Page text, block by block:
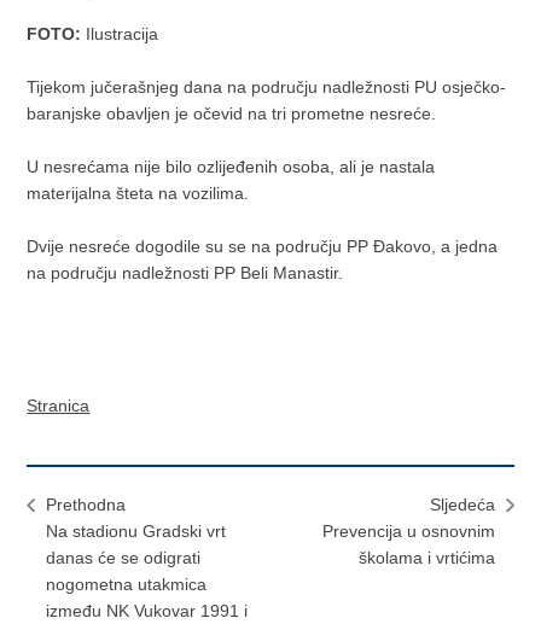
FOTO: Ilustracija
Tijekom jučerašnjeg dana na području nadležnosti PU osječko-
baranjske obavljen je očevid na tri prometne nesreće.
U nesrećama nije bilo ozlijeđenih osoba, ali je nastala
materijalna šteta na vozilima.
Dvije nesreće dogodile su se na području PP Đakovo, a jedna
na području nadležnosti PP Beli Manastir.
Stranica
Prethodna
Na stadionu Gradski vrt
danas će se odigrati
nogometna utakmica
između NK Vukovar 1991 i
Sljedeća
Prevencija u osnovnim
školama i vrtićima